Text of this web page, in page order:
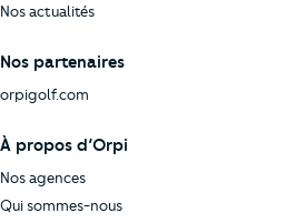
Nos actualités
Nos partenaires
orpigolf.com
À propos d’Orpi
Nos agences
Qui sommes-nous